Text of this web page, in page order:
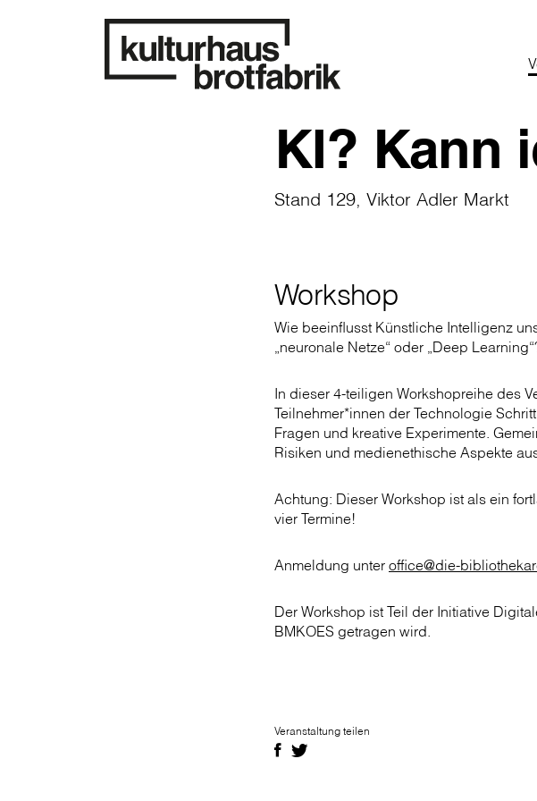
KI? Kann
Stand 129, Viktor Adler Markt
Workshop
Wie beeinflusst Künstliche Intelligenz
„neuronale Netze“ oder „Deep
In dieser 4-teiligen Workshopreihe des
Teilnehmer*innen der Technologie
Fragen und kreative Experimente.
Risiken und medienethische Aspekte
Achtung: Dieser Workshop ist als ein
vier Termine!
Anmeldung unter office@die-
Der Workshop ist Teil der Initiative
BMKOES getragen wird.
Veranstaltung teilen